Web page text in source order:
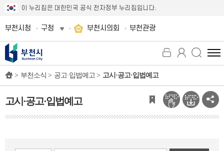
이 누리집은 대한민국 공식 전자정부 누리집입니다.
부천시청 구청 부천시의회 부천관광
전
체
뉴
보
기
> 부천소식 > 공고·입법예고 > 고시·공고·입법예고
고시·공고·입법예고